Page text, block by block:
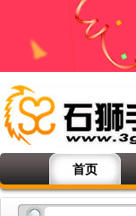
首页